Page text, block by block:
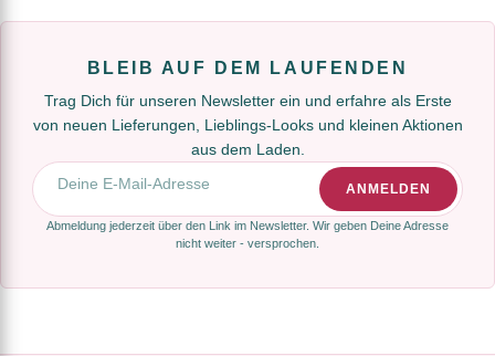
BLEIB AUF DEM LAUFENDEN
Trag Dich für unseren Newsletter ein und erfahre als Erste
von neuen Lieferungen, Lieblings-Looks und kleinen Aktionen
aus dem Laden.
E-Mail-Adresse
ANMELDEN
Abmeldung jederzeit über den Link im Newsletter. Wir geben Deine Adresse
nicht weiter - versprochen.